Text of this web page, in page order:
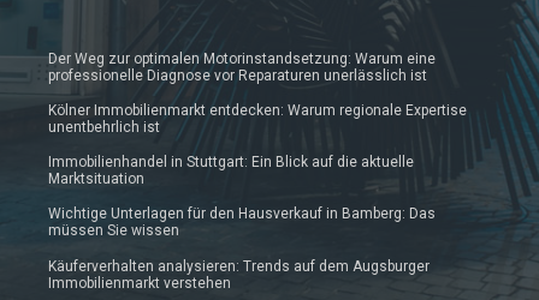
Der Weg zur optimalen Motorinstandsetzung: Warum eine
professionelle Diagnose vor Reparaturen unerlässlich ist
Kölner Immobilienmarkt entdecken: Warum regionale Expertise
unentbehrlich ist
Immobilienhandel in Stuttgart: Ein Blick auf die aktuelle
Marktsituation
Wichtige Unterlagen für den Hausverkauf in Bamberg: Das
müssen Sie wissen
Käuferverhalten analysieren: Trends auf dem Augsburger
Immobilienmarkt verstehen